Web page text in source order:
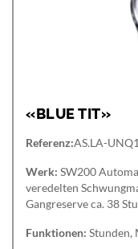
«BLUE TIT»
Referenz:AS.LA-
Werk: SW200
veredelten
Gangreserve ca. 38
Funktionen: Stunden,